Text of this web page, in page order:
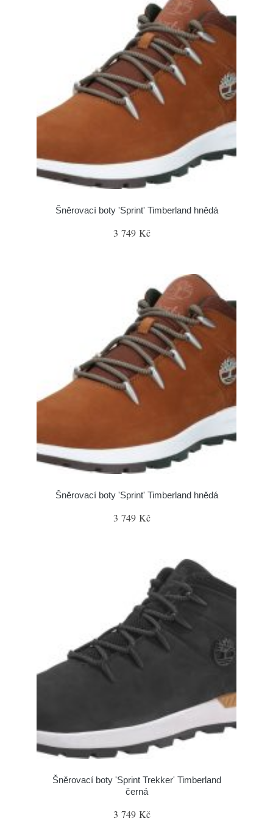
Šněrovací boty 'Sprint' Timberland hnědá
3 749 Kč
Šněrovací boty 'Sprint' Timberland hnědá
3 749 Kč
Šněrovací boty 'Sprint Trekker' Timberland
černá
3 749 Kč